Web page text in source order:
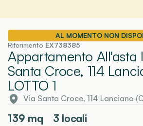
AL MOMENTO NON
Riferimento EX738385
Appartamento All'asta
Santa Croce, 114
LOTTO 1
Via Santa Croce, 114 Lanciano
139 mq
3 locali